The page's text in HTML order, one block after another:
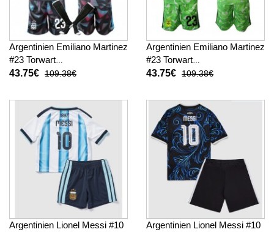
Argentinien Emiliano Martinez
#23 Torwart
Fußballbekleidung Heimtrikot
kurze hosen)
43.75€ 109.38€
Argentinien Emiliano Martinez
#23 Torwart
Fußballbekleidung
2026 Langarm (+ kurze
hosen)
43.75€ 109.38€
Argentinien Lionel Messi #10
Argentinien Lionel Messi #10